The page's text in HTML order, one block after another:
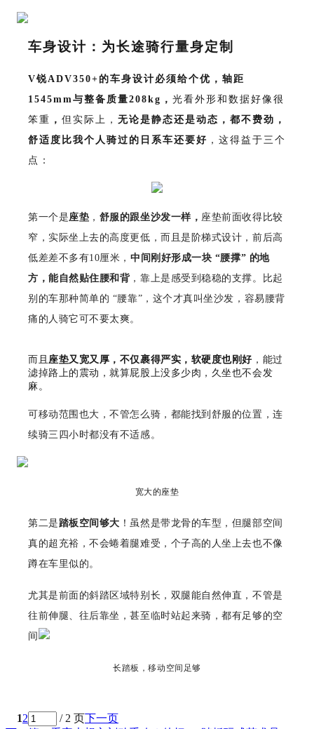
车身设计：为长途骑行量身定制
V锐ADV350+的车身设计必须给个优 ，轴距
1545mm与整备质量208kg， 光看外形和数据好像很
笨重 ， 但实际上， 无论是静态还是动态，都不费劲，
舒适度比我个人骑过的日系车还要好 ，这得益于三个
点：
第一个是座垫 ， 舒服的跟坐沙发一样， 座垫前面收得比较
窄，实际坐上去的高度更低，而且是阶梯式设计，前后高
低差差不多有10厘米， 中间刚好形成一块 “腰撑” 的地
方，能自然贴住腰和背，靠上是感受到稳稳的支撑。比起
别的车那种简单的 “腰靠”，这个才真叫坐沙发，容易腰背
痛的人骑它可不要太爽。
而且 座垫又宽又厚，不仅裹得严实，软硬度也刚好 ，能过
滤掉路上的震动，就算屁股上没多少肉，久坐也不会发
麻。
可移动范围也大，不管怎么骑，都能找到舒服的位置，连
续骑三四小时都没有不适感。
宽大的座垫
第二是 踏板空间够大 ！虽然是带龙骨的车型，但腿部空间
真的超充裕，不会蜷着腿难受，个子高的人坐上去也不像
蹲在车里似的。
尤其是前面的斜踏区域特别长，双腿能自然伸直，不管是
往前伸腿、往后靠坐，甚至临时站起来骑，都有足够的空
间
长踏板，移动空间足够
12 / 2 页下一页